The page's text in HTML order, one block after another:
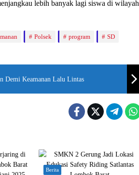
lebih banyak lagi siswa di wilayah
Polsek program
SD
Demi Keamanan Lalu Lintas
Berita